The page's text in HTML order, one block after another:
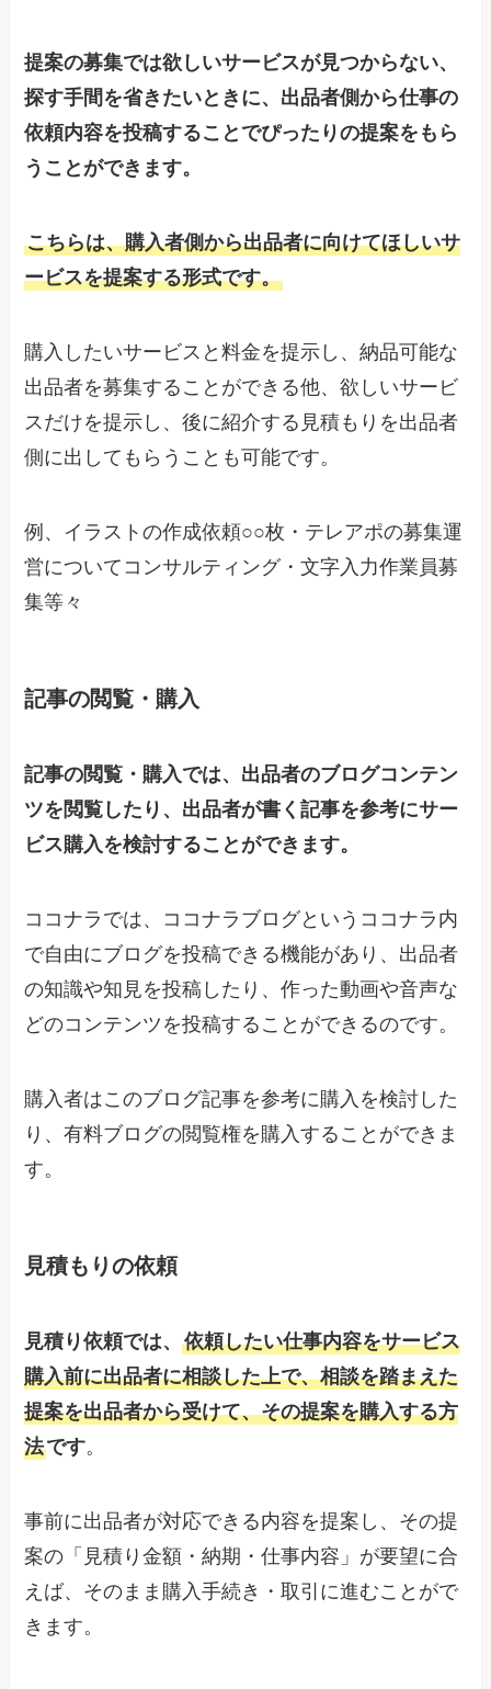
提案の募集では欲しいサービスが見つからない、
探す手間を省きたいときに、出品者側から仕事の
依頼内容を投稿することでぴったりの提案をもら
うことができます。
こちらは、購入者側から出品者に向けてほしいサ
ービスを提案する形式です。
購入したいサービスと料金を提示し、納品可能な
出品者を募集することができる他、欲しいサービ
スだけを提示し、後に紹介する見積もりを出品者
側に出してもらうことも可能です。
例、イラストの作成依頼○○枚・テレアポの募集運
営についてコンサルティング・文字入力作業員募
集等々
記事の閲覧・購入
記事の閲覧・購入では、出品者のブログコンテン
ツを閲覧したり、出品者が書く記事を参考にサー
ビス購入を検討することができます。
ココナラでは、ココナラブログというココナラ内
で自由にブログを投稿できる機能があり、出品者
の知識や知見を投稿したり、作った動画や音声な
どのコンテンツを投稿することができるのです。
購入者はこのブログ記事を参考に購入を検討した
り、有料ブログの閲覧権を購入することができま
す。
見積もりの依頼
見積り依頼では、依頼したい仕事内容をサービス
購入前に出品者に相談した上で、相談を踏まえた
提案を出品者から受けて、その提案を購入する方
法です。
事前に出品者が対応できる内容を提案し、その提
案の「見積り金額・納期・仕事内容」が要望に合
えば、そのまま購入手続き・取引に進むことがで
きます。